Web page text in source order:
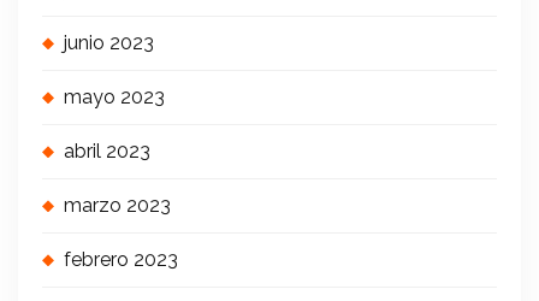
junio 2023
mayo 2023
abril 2023
marzo 2023
febrero 2023